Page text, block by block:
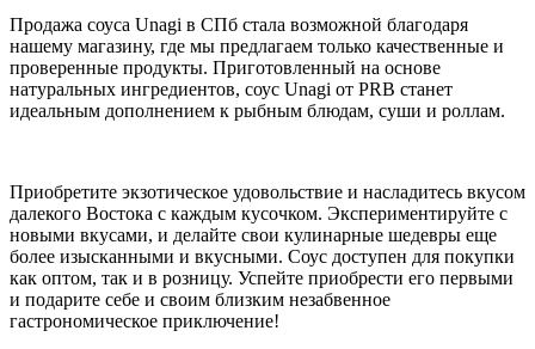
Продажа соуса Unagi в СПб стала возможной благодаря
нашему магазину, где мы предлагаем только качественные и
проверенные продукты. Приготовленный на основе
натуральных ингредиентов, соус Unagi от PRB станет
идеальным дополнением к рыбным блюдам, суши и роллам.
Приобретите экзотическое удовольствие и насладитесь вкусом
далекого Востока с каждым кусочком. Экспериментируйте с
новыми вкусами, и делайте свои кулинарные шедевры еще
более изысканными и вкусными. Соус доступен для покупки
как оптом, так и в розницу. Успейте приобрести его первыми
и подарите себе и своим близким незабвенное
гастрономическое приключение!